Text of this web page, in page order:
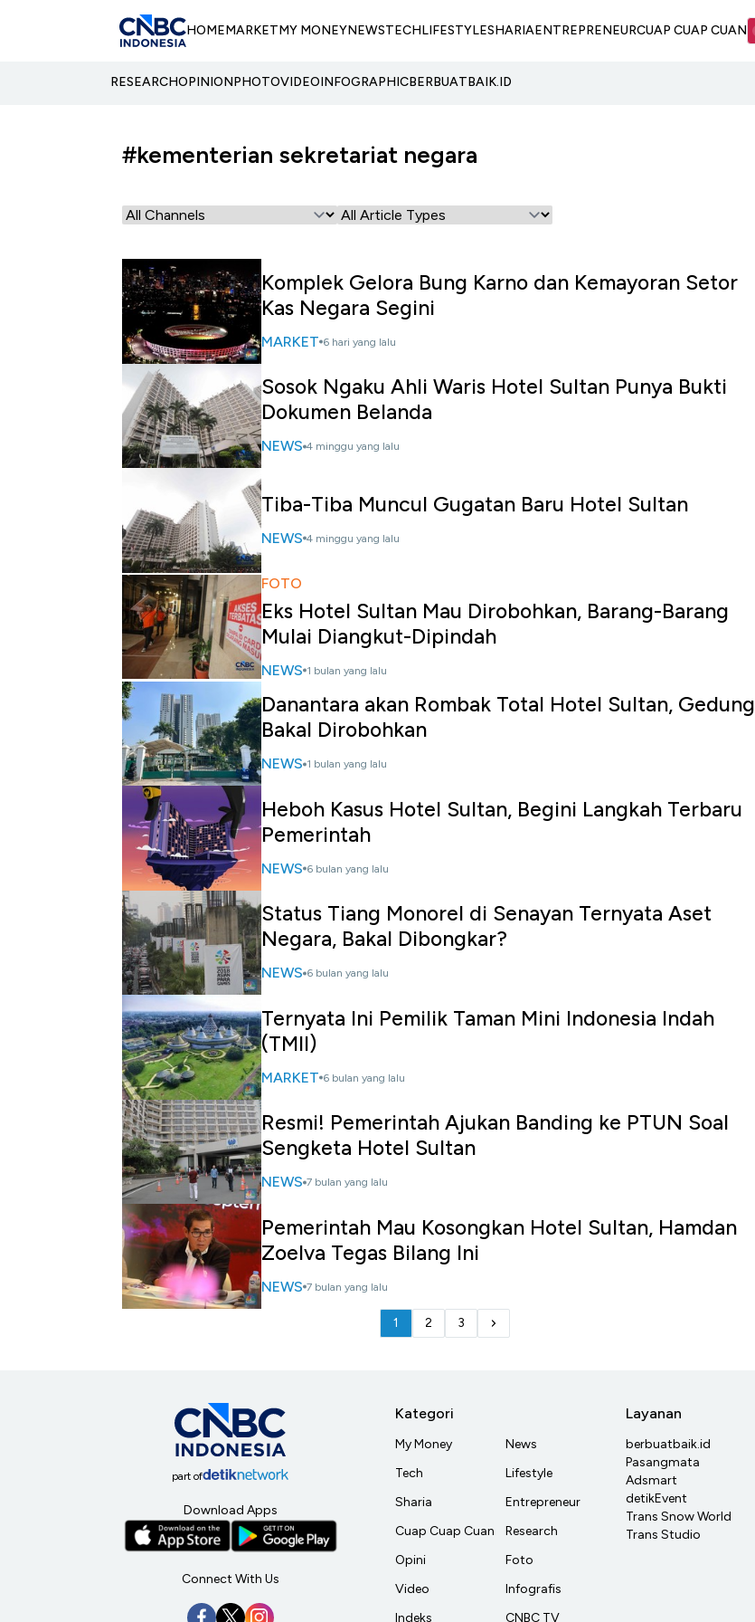
HOMEMARKETMY MONEYNEWSTECHLIFESTYLESHARIAENTREPRENEURCUAP CUAP CUAN
RESEARCHOPINIONPHOTOVIDEOINFOGRAPHICBERBUATBAIK.ID
#kementerian sekretariat negara
Komplek Gelora Bung Karno dan Kemayoran Setor
Kas Negara Segini
MARKET 6 hari yang lalu
Sosok Ngaku Ahli Waris Hotel Sultan Punya Bukti
Dokumen Belanda
NEWS 4 minggu yang lalu
Tiba-Tiba Muncul Gugatan Baru Hotel Sultan
NEWS 4 minggu yang lalu
FOTO
Eks Hotel Sultan Mau Dirobohkan, Barang-Barang
Mulai Diangkut-Dipindah
NEWS 1 bulan yang lalu
Danantara akan Rombak Total Hotel Sultan, Gedung
Bakal Dirobohkan
NEWS 1 bulan yang lalu
Heboh Kasus Hotel Sultan, Begini Langkah Terbaru
Pemerintah
NEWS 6 bulan yang lalu
Status Tiang Monorel di Senayan Ternyata Aset
Negara, Bakal Dibongkar?
NEWS 6 bulan yang lalu
Ternyata Ini Pemilik Taman Mini Indonesia Indah
(TMII)
MARKET 6 bulan yang lalu
Resmi! Pemerintah Ajukan Banding ke PTUN Soal
Sengketa Hotel Sultan
NEWS 7 bulan yang lalu
Pemerintah Mau Kosongkan Hotel Sultan, Hamdan
Zoelva Tegas Bilang Ini
NEWS 7 bulan yang lalu
1 2 3
part of
Download Apps
Connect With Us
Kategori
My Money
Tech
Sharia
Cuap Cuap Cuan
Opini
Video
Indeks
News
Lifestyle
Entrepreneur
Research
Foto
Infografis
CNBC TV
Layanan
berbuatbaik.id
Pasangmata
Adsmart
detikEvent
Trans Snow World
Trans Studio